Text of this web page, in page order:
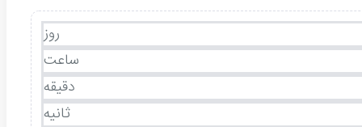
روز
ساعت
دقیقه
ثانیه